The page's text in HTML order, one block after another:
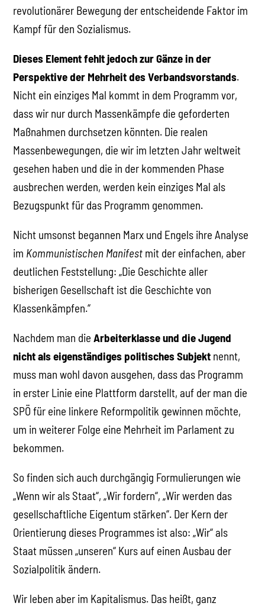
revolutionärer Bewegung der entscheidende Faktor im
Kampf für den Sozialismus.
Dieses Element fehlt jedoch zur Gänze in der
Perspektive der Mehrheit des Verbandsvorstands.
Nicht ein einziges Mal kommt in dem Programm vor,
dass wir nur durch Massenkämpfe die geforderten
Maßnahmen durchsetzen könnten. Die realen
Massenbewegungen, die wir im letzten Jahr weltweit
gesehen haben und die in der kommenden Phase
ausbrechen werden, werden kein einziges Mal als
Bezugspunkt für das Programm genommen.
Nicht umsonst begannen Marx und Engels ihre Analyse
im Kommunistischen Manifest mit der einfachen, aber
deutlichen Feststellung: „Die Geschichte aller
bisherigen Gesellschaft ist die Geschichte von
Klassenkämpfen.“
Nachdem man dieArbeiterklasse und die Jugend
nicht als eigenständiges politisches Subjekt nennt,
muss man wohl davon ausgehen, dass das Programm
in erster Linie eine Plattform darstellt, auf der man die
SPÖ für eine linkere Reformpolitik gewinnen möchte,
um in weiterer Folge eine Mehrheit im Parlament zu
bekommen.
So finden sich auch durchgängig Formulierungen wie
„Wenn wir als Staat“, „Wir fordern“, „Wir werden das
gesellschaftliche Eigentum stärken“. Der Kern der
Orientierung dieses Programmes ist also: „Wir“ als
Staat müssen „unseren“ Kurs auf einen Ausbau der
Sozialpolitik ändern.
Wir leben aber im Kapitalismus. Das heißt, ganz